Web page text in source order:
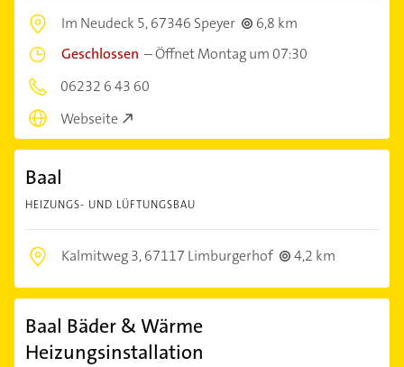
Im Neudeck 5,67346 Speyer
6,8 km
Geschlossen –Öffnet Montag um 07:30
06232 6 43 60
Webseite
Baal
HEIZUNGS- UND LÜFTUNGSBAU
Kalmitweg 3,67117 Limburgerhof 4,2 km
Baal Bäder & Wärme
Heizungsinstallation